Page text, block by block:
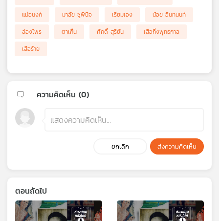
แม่อนงค์
มาลัย ชูพินิจ เรียมเอง
น้อย อินทนนท์
ล่องไพร
ตาเกิ้น ศักดิ์ สุริยัน
เสือกึ่งพุทธกาล
เสือร้าย
ความคิดเห็น (0)
ยกเลิก ส่งความคิดเห็น
ตอนถัดไป